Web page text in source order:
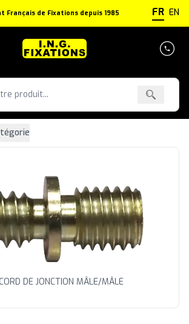
Français de Fixations depuis 1985 FR EN
DE JONCTION MÂLE/MÂLE